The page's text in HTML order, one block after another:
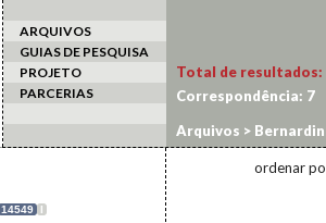
ARQUIVOS
GUIAS DE PESQUISA
PROJETO
PARCERIAS
14549 I
Total de resultados:
Correspondência: 7
Arquivos >
ordenar